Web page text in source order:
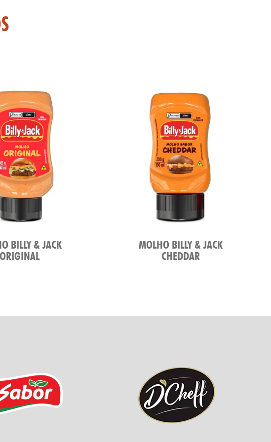
BILLY & JACK
ORIGINAL
MOLHO BILLY & JACK
CHEDDAR